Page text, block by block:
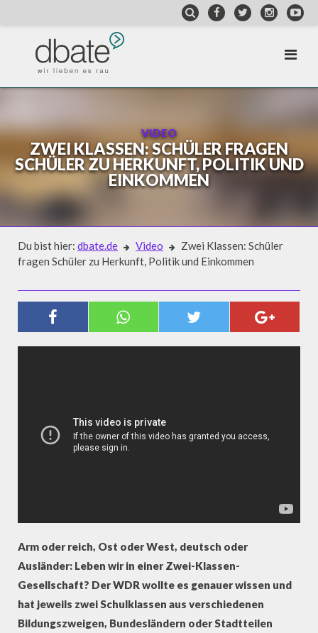
VIDEO
ZWEI KLASSEN: SCHÜLER FRAGEN
SCHÜLER ZU HERKUNFT, POLITIK UND
EINKOMMEN
Du bist hier: dbate.de Video
Zwei Klassen: Schüler
fragen Schüler zu Herkunft, Politik und Einkommen
ZWEI KLASSEN: SCHÜLER FRAGEN
SCHÜLER ZU HERKUNFT, POLITIK
UND EINKOMMEN
Arm oder reich, Ost oder West, deutsch oder
Ausländer: Leben wir in einer Zwei-Klassen-
Gesellschaft? Der WDR wollte es genauer wissen und
hat jeweils zwei Schulklassen aus verschiedenen
Bildungszweigen, Bundesländern oder Stadtteilen